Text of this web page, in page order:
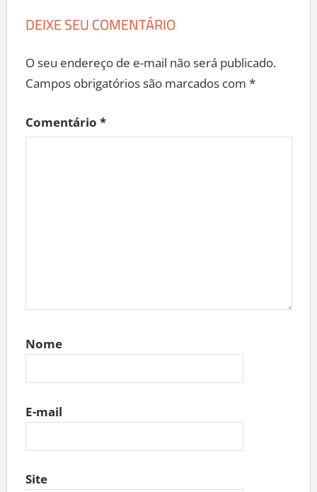
DEIXE SEU COMENTÁRIO
O seu endereço de e-mail não será publicado.
Campos obrigatórios são marcados com *
Comentário *
Nome
E-mail
Site